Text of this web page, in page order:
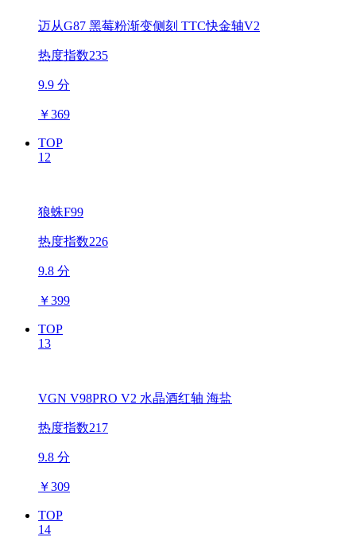
迈从G87 黑莓粉渐变侧刻 TTC快金轴V2
热度指数235
9.9 分
￥369
TOP
12
狼蛛F99
热度指数226
9.8 分
￥399
TOP
13
VGN V98PRO V2 水晶酒红轴 海盐
热度指数217
9.8 分
￥309
TOP
14